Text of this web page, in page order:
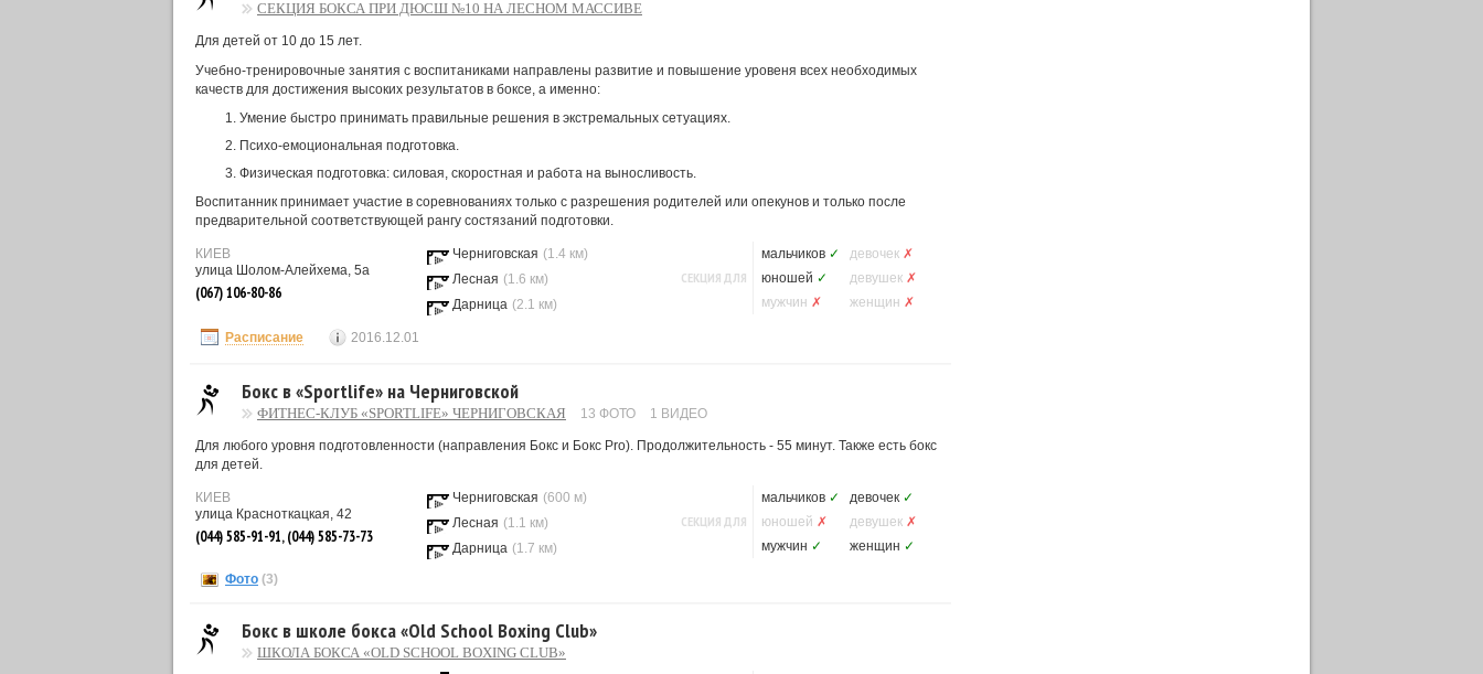
СЕКЦИЯ БОКСА ПРИ ДЮСШ №10 НА ЛЕСНОМ МАССИВЕ
Для детей от 10 до 15 лет.
Учебно-тренировочные занятия с воспитаниками направлены развитие и повышение уровеня всех необходимых
качеств для достижения высоких результатов в боксе, а именно:
Умение быстро принимать правильные решения в экстремальных сетуациях.
Психо-емоциональная подготовка.
Физическая подготовка: силовая, скоростная и работа на выносливость.
Воспитанник принимает участие в соревнованиях только с разрешения родителей или опекунов и только после
предварительной соответствующей рангу состязаний подготовки.
КИЕВ
улица Шолом-Алейхема, 5а
(067) 106-80-86
Черниговская (1.4 км)
Лесная (1.6 км)
Дарница (2.1 км)
СЕКЦИЯ ДЛЯ
мальчиков ✓ девочек ✗
юношей ✓ девушек ✗
мужчин ✗ женщин ✗
Расписание 2016.12.01
Бокс в «Sportlife» на Черниговской
ФИТНЕС-КЛУБ «SPORTLIFE» ЧЕРНИГОВСКАЯ 13 ФОТО 1 ВИДЕО
Для любого уровня подготовленности (направления Бокс и Бокс Pro). Продолжительность - 55 минут. Также есть бокс
для детей.
КИЕВ
улица Красноткацкая, 42
(044) 585-91-91, (044) 585-73-73
Черниговская (600 м)
Лесная (1.1 км)
Дарница (1.7 км)
СЕКЦИЯ ДЛЯ
мальчиков ✓ девочек ✓
юношей ✗ девушек ✗
мужчин ✓ женщин ✓
Фото (3)
Бокс в школе бокса «Old School Boxing Club»
ШКОЛА БОКСА «OLD SCHOOL BOXING CLUB»